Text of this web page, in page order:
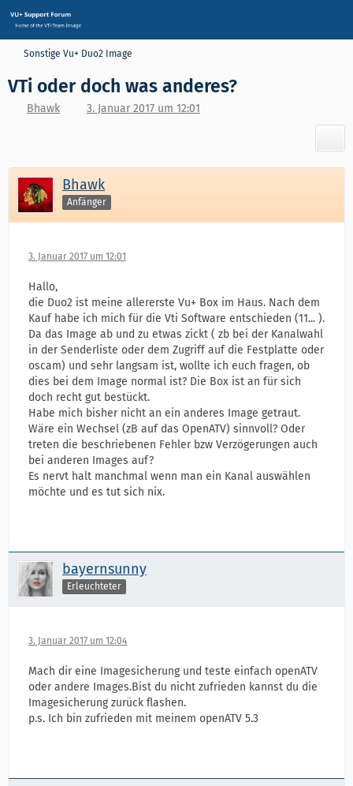
Sonstige Vu+ Duo2 Image
VTi oder doch was anderes?
Bhawk 3. Januar 2017 um 12:01
Bhawk
Anfänger
3. Januar 2017 um 12:01
Hallo,
die Duo2 ist meine allererste Vu+ Box im Haus. Nach dem
Kauf habe ich mich für die Vti Software entschieden (11... ).
Da das Image ab und zu etwas zickt ( zb bei der Kanalwahl
in der Senderliste oder dem Zugriff auf die Festplatte oder
oscam) und sehr langsam ist, wollte ich euch fragen, ob
dies bei dem Image normal ist? Die Box ist an für sich
doch recht gut bestückt.
Habe mich bisher nicht an ein anderes Image getraut.
Wäre ein Wechsel (zB auf das OpenATV) sinnvoll? Oder
treten die beschriebenen Fehler bzw Verzögerungen auch
bei anderen Images auf?
Es nervt halt manchmal wenn man ein Kanal auswählen
möchte und es tut sich nix.
bayernsunny
Erleuchteter
3. Januar 2017 um 12:04
Mach dir eine Imagesicherung und teste einfach openATV
oder andere Images.Bist du nicht zufrieden kannst du die
Imagesicherung zurück flashen.
p.s. Ich bin zufrieden mit meinem openATV 5.3